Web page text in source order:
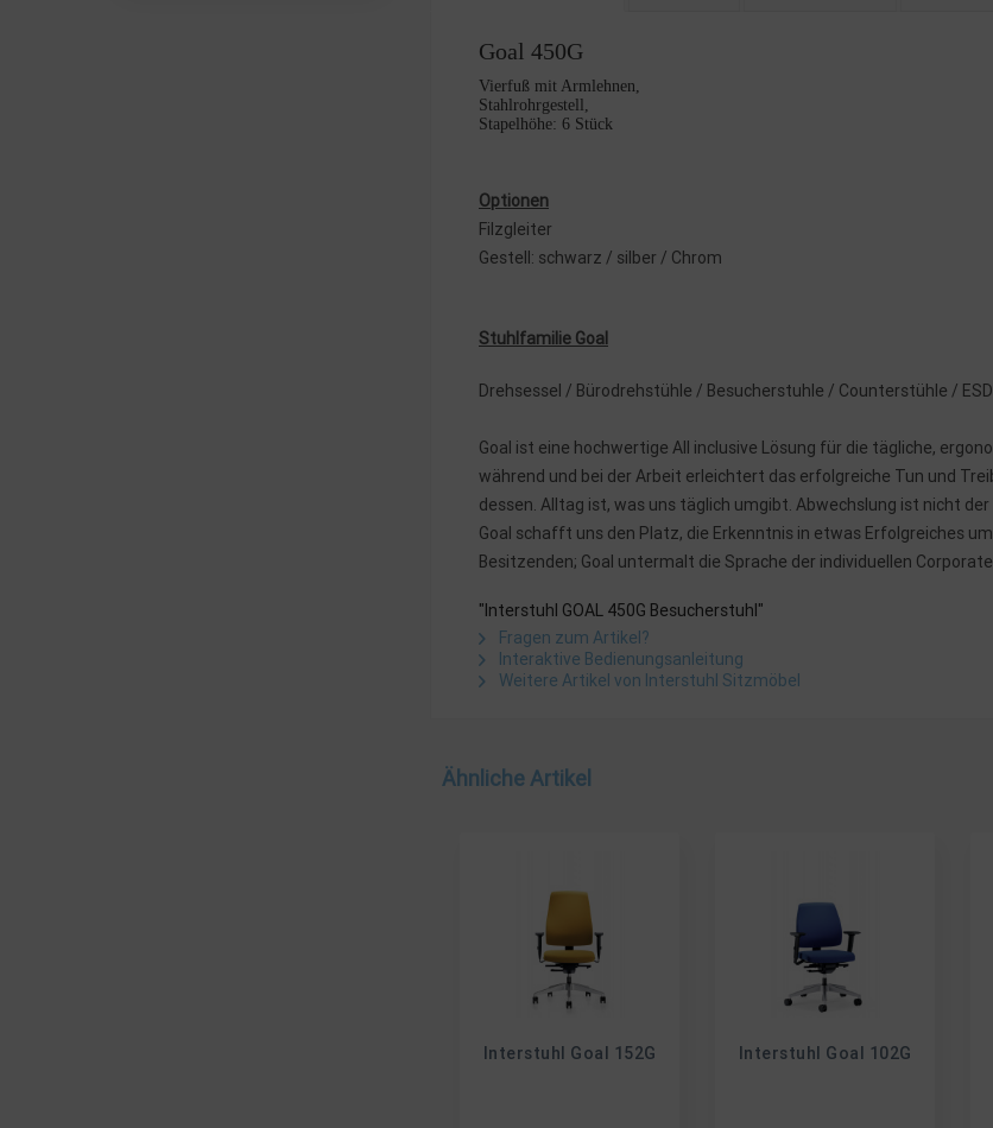
Goal 450G
Vierfuß mit Armlehnen,
Stahlrohrgestell,
Stapelhöhe: 6 Stück
Optionen
Filzgleiter
Gestell: schwarz / silber / Chrom
Stuhlfamilie Goal
Drehsessel / Bürodrehstühle / Besucherstuhle / Counterstühle /
Goal ist eine hochwertige All inclusive Lösung für die tägliche,
während und bei der Arbeit erleichtert das erfolgreiche Tun und
dessen. Alltag ist, was uns täglich umgibt. Abwechslung ist nicht
Goal schafft uns den Platz, die Erkenntnis in etwas Erfolgreiches
Besitzenden; Goal untermalt die Sprache der individuellen
"Interstuhl GOAL 450G Besucherstuhl"
Fragen zum Artikel?
Interaktive Bedienungsanleitung
Weitere Artikel von Interstuhl Sitzmöbel
Ähnliche Artikel
Interstuhl Goal 152G Interstuhl Goal 102G